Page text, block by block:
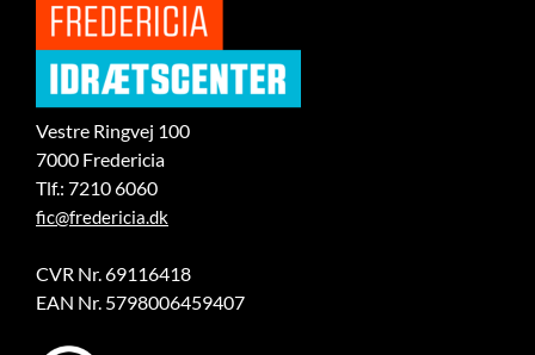
Vestre Ringvej 100
7000 Fredericia
Tlf.: 7210 6060
fic@fredericia.dk
CVR Nr. 69116418
EAN Nr. 5798006459407